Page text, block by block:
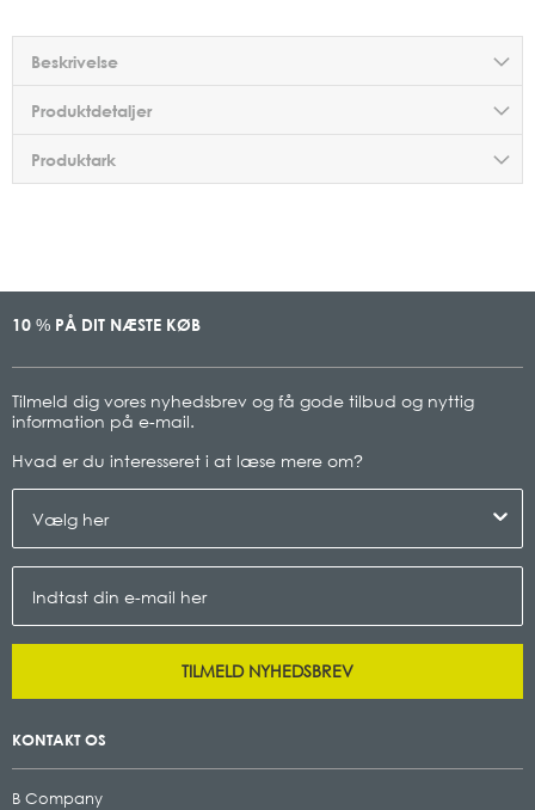
Beskrivelse
Produktdetaljer
Produktark
10 % PÅ DIT NÆSTE KØB
Tilmeld dig vores nyhedsbrev og få gode tilbud og nyttig
information på e-mail.
Hvad er du interesseret i at læse mere om?
TILMELD NYHEDSBREV
KONTAKT OS
B Company